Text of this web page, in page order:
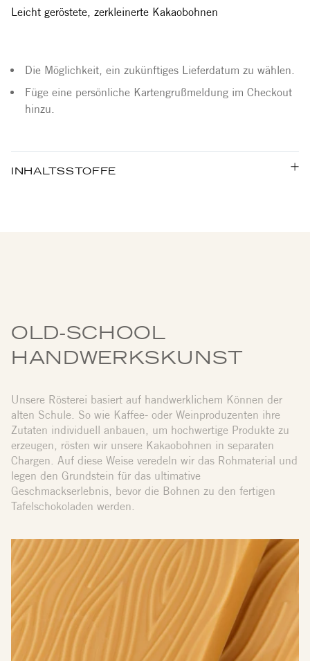
Leicht geröstete, zerkleinerte Kakaobohnen
Die Möglichkeit, ein zukünftiges Lieferdatum zu wählen.
Füge eine persönliche Kartengrußmeldung im Checkout
hinzu.
INHALTSSTOFFE
OLD-SCHOOL
HANDWERKSKUNST
Unsere Rösterei basiert auf handwerklichem Können der
alten Schule. So wie Kaffee- oder Weinproduzenten ihre
Zutaten individuell anbauen, um hochwertige Produkte zu
erzeugen, rösten wir unsere Kakaobohnen in separaten
Chargen. Auf diese Weise veredeln wir das Rohmaterial und
legen den Grundstein für das ultimative
Geschmackserlebnis, bevor die Bohnen zu den fertigen
Tafelschokoladen werden.